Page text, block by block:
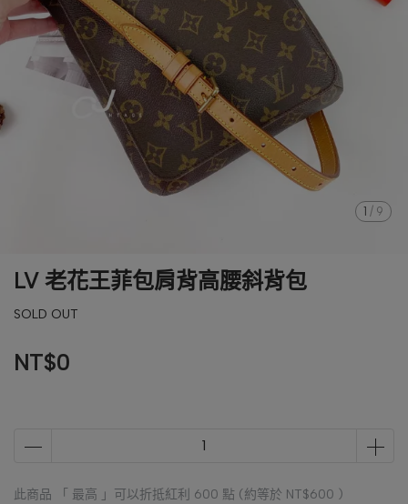
1 / 9
LV 老花王菲包肩背高腰斜背包
SOLD OUT
NT$0
此商品 「 最高 」可以折抵紅利 600 點 (約等於 NT$600 )